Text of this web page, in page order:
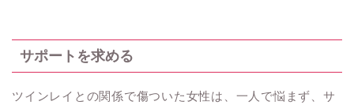
サポートを求める
ツインレイとの関係で傷ついた女性は、一人で悩まず、サ